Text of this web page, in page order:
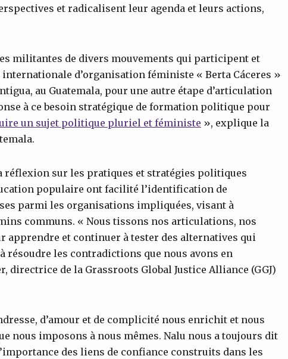
et radicalisent leur agenda et leurs actions,
militantes de divers mouvements qui participent et
d’organisation féministe « Berta Cáceres »
au Guatemala, pour une autre étape d’articulation
à ce besoin stratégique de formation politique pour
un sujet politique pluriel et féministe », explique la
réflexion sur les pratiques et stratégies politiques
populaire ont facilité l’identification de
parmi les organisations impliquées, visant à
communs. « Nous tissons nos articulations, nos
apprendre et continuer à tester des alternatives qui
résoudre les contradictions que nous avons en
directrice de la Grassroots Global Justice Alliance (GGJ)
d’amour et de complicité nous enrichit et nous
nous imposons à nous mêmes. Nalu nous a toujours dit
des liens de confiance construits dans les